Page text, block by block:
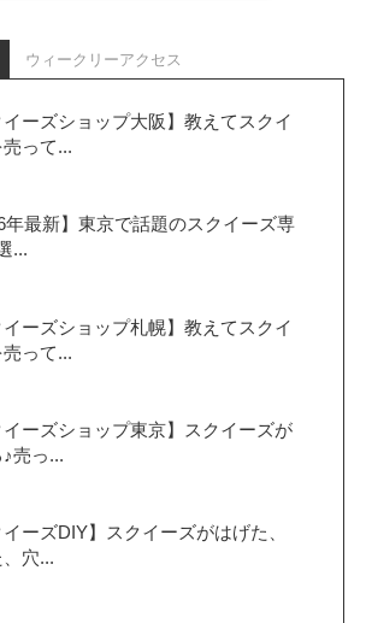
ウィークリーアクセス
イーズショップ大阪】教えてスクイ
って...
年最新】東京で話題のスクイーズ専
...
イーズショップ札幌】教えてスクイ
って...
イーズショップ東京】スクイーズが
売っ...
イーズDIY】スクイーズがはげた、
穴...